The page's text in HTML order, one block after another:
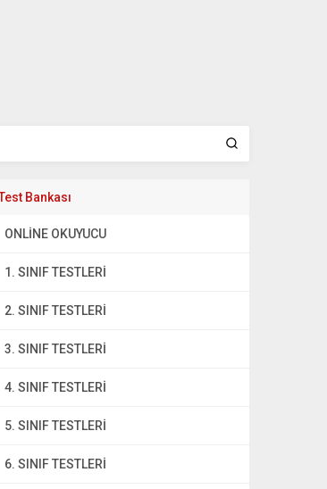
Bankası
ONLINE OKUYUCU
1. SINIF TESTLERI
2. SINIF TESTLERI
3. SINIF TESTLERI
4. SINIF TESTLERI
5. SINIF TESTLERI
6. SINIF TESTLERI